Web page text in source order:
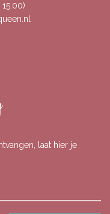
laat hier je